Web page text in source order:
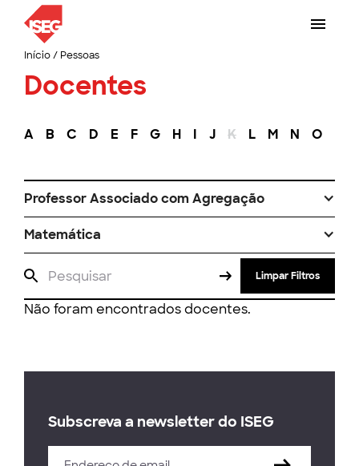
Início/ Pessoas
Docentes
A B C D E F G H I J K L M N O
Professor Associado com Agregação
Matemática
Limpar Filtros
Não foram encontrados docentes.
Subscreva a newsletter do ISEG